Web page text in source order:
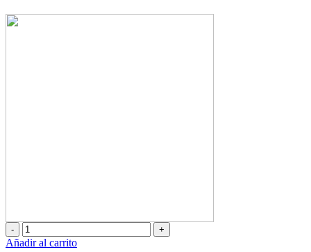
TFM-
105
Añadir al carrito